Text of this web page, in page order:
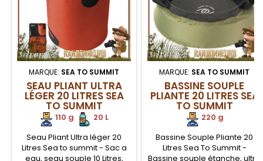
MARQUE: SEA TO SUMMIT
SEAU PLIANT ULTRA
LÉGER 20 LITRES SEA
TO SUMMIT
110 g
20 L
Seau Pliant Ultra léger 20
Litres Sea to summit - Sac a
eau, seau souple 10 Litres,
MARQUE: SEA TO SUMMIT
BASSINE SOUPLE
PLIANTE 20 LITRES SEA
TO SUMMIT
220 g
Bassine Souple Pliante 20
Litres Sea To Summit -
Bassine souple étanche, ultra